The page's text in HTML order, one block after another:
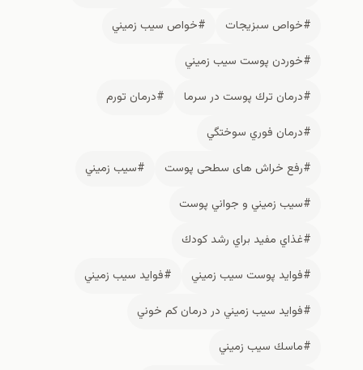
#خواص سبزیجات
#خواص سيب زميني
#خوردن پوست سيب زميني
#درمان ترك پوست در سرما
#درمان تورم
#درمان فوري سوختگي
#رفع خراش های سطحی پوست
#سيب زميني
#سيب زميني و جواني پوست
#غذاي مفيد براي رشد كودك
#فوايد پوست سيب زميني
#فوايد سيب زميني
#فوايد سيب زميني در درمان كم خوني
#ماسك سيب زميني